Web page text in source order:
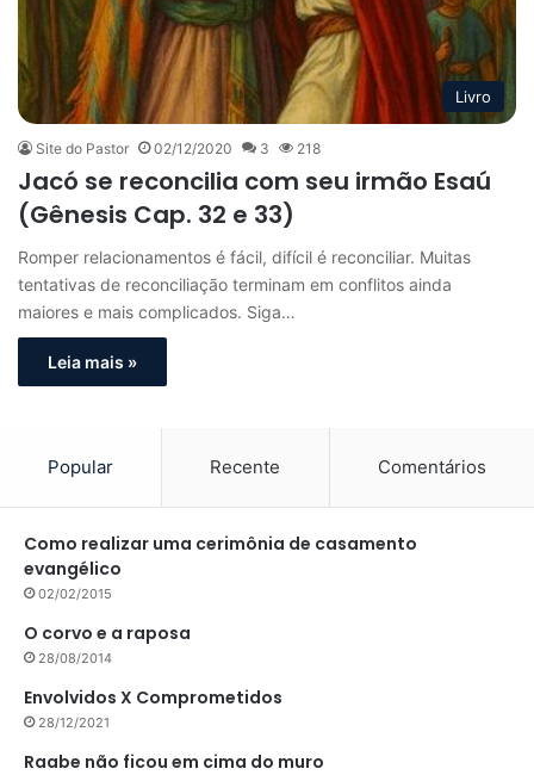
Livro
Site do Pastor 02/12/2020 3 218
Jacó se reconcilia com seu irmão Esaú
(Gênesis Cap. 32 e 33)
Romper relacionamentos é fácil, difícil é reconciliar. Muitas
tentativas de reconciliação terminam em conflitos ainda
maiores e mais complicados. Siga…
Leia mais »
Popular Recente Comentários
Como realizar uma cerimônia de casamento
evangélico
02/02/2015
O corvo e a raposa
28/08/2014
Envolvidos X Comprometidos
28/12/2021
Raabe não ficou em cima do muro